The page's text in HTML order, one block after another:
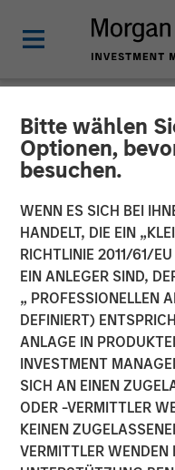
Bitte wählen
Optionen,
besuchen.
WENN ES SICH BEI
HANDELT, DIE EIN
RICHTLINIE 2011/61/
EIN ANLEGER SIND,
„ PROFESSIONELLEN
DEFINIERT)
ANLAGE IN
INVESTMENT
SICH AN EINEN
ODER -VERMITTLER
KEINEN
VERMITTLER WENDEN
INSIGHTS
Introducing
Stanley
ELTIF
30 NOVEMBER 2025
Steven Turner, CFA
Managing Director